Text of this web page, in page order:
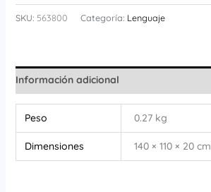
SKU: 563800 Categoría: Lenguaje
Información adicional
Peso 0.27 kg
Dimensiones 140 × 110 × 20 cm